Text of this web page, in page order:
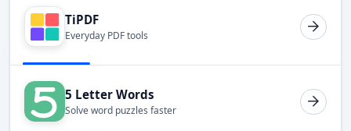
TiPDF
Everyday PDF tools
5 Letter Words
Solve word puzzles faster